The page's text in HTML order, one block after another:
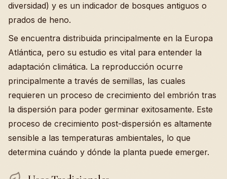
diversidad) y es un indicador de bosques antiguos o
prados de heno.
Se encuentra distribuida principalmente en la Europa
Atlántica, pero su estudio es vital para entender la
adaptación climática. La reproducción ocurre
principalmente a través de semillas, las cuales
requieren un proceso de crecimiento del embrión tras
la dispersión para poder germinar exitosamente. Este
proceso de crecimiento post-dispersión es altamente
sensible a las temperaturas ambientales, lo que
determina cuándo y dónde la planta puede emerger.